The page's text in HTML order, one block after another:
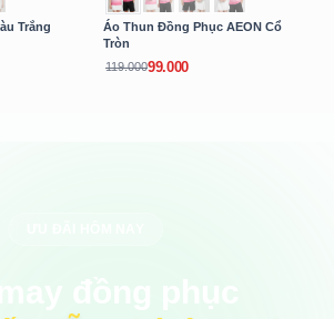
Trắng
Áo Thun Đồng Phục AEON Cổ
Tròn
119.00099.000